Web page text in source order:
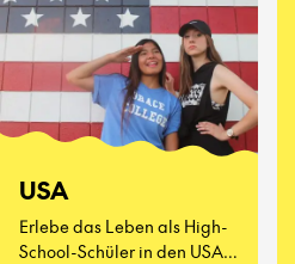
USA
Erlebe das Leben als High-
School-Schüler in den USA –